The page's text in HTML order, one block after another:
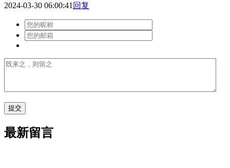
2024-03-30 06:00:41 回复
最新留言